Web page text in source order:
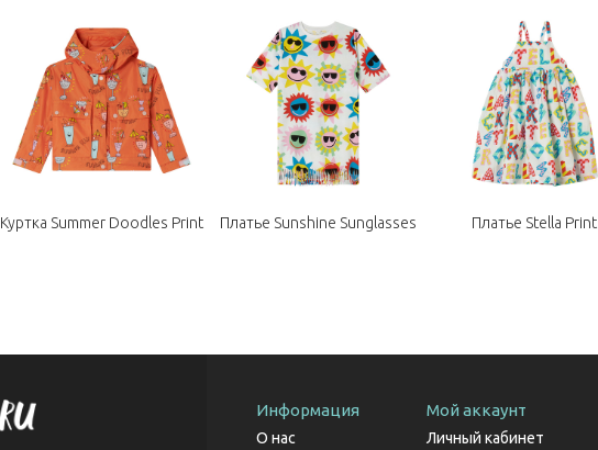
Куртка Summer Doodles Print Платье Sunshine Sunglasses Платье Stella Print
Информация
О нас
Мой аккаунт
Личный кабинет